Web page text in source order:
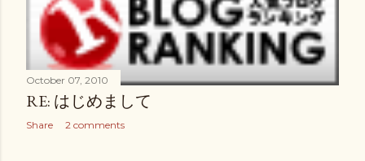
October 07, 2010
RE: はじめまして
Share 2 comments